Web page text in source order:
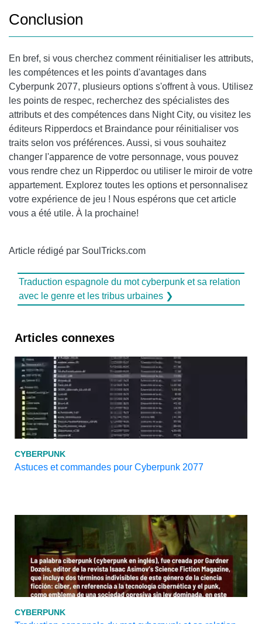
Conclusion
En bref, si vous cherchez comment réinitialiser les attributs,
les compétences et les points d'avantages dans
Cyberpunk 2077, plusieurs options s'offrent à vous. Utilisez
les points de respec, recherchez des spécialistes des
attributs et des compétences dans Night City, ou visitez les
éditeurs Ripperdocs et Braindance pour réinitialiser vos
traits selon vos préférences. Aussi, si vous souhaitez
changer l'apparence de votre personnage, vous pouvez
vous rendre chez un Ripperdoc ou utiliser le miroir de votre
appartement. Explorez toutes les options et personnalisez
votre expérience de jeu ! Nous espérons que cet article
vous a été utile. À la prochaine!
Article rédigé par SoulTricks.com
Traduction espagnole du mot cyberpunk et sa relation
avec le genre et les tribus urbaines ❯
Articles connexes
CYBERPUNK
Astuces et commandes pour Cyberpunk 2077
CYBERPUNK